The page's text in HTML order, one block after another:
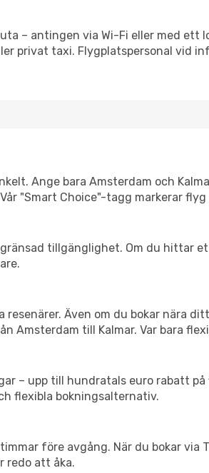
– antingen via Wi-Fi eller med
privat taxi. Flygplatspersonal vid
Ange bara Amsterdam och
"Smart Choice"-tagg markerar
tillgänglighet. Om du hittar
Även om du bokar nära
Amsterdam till Kalmar. Var bara
– upp till hundratals euro rabatt
flexibla bokningsalternativ.
före avgång. När du bokar
redo att åka.